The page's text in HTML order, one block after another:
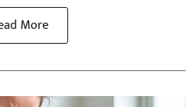
More